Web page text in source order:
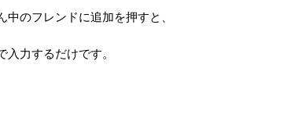
のフレンドに追加を押すと、
力するだけです。